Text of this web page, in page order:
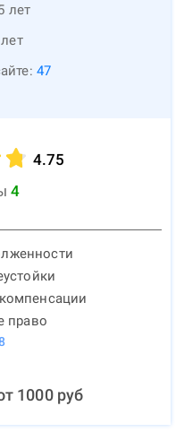
лет
лет
47
4.75
4
право
1000руб